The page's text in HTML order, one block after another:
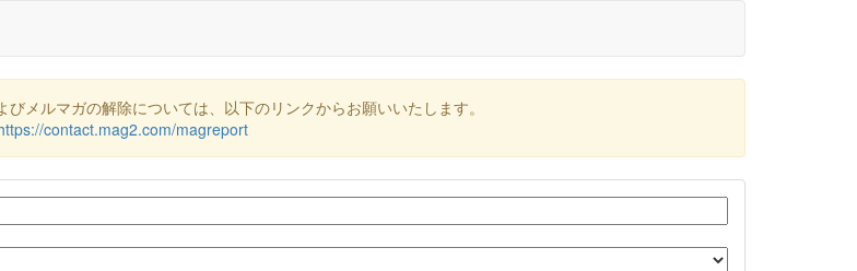
メルマガの解除については、以下のリンクからお願いいたします。
contact.mag2.com/magreport